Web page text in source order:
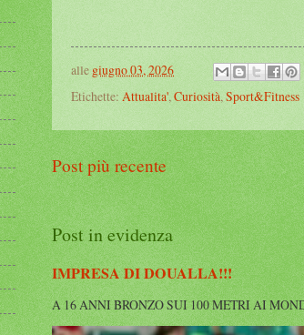
alle giugno 03, 2026
Etichette: Attualita',Curiosità,Sport&Fitness
Post più recente
Post in evidenza
IMPRESA DI DOUALLA!!!
A 16 ANNI BRONZO SUI 100 METRI AI